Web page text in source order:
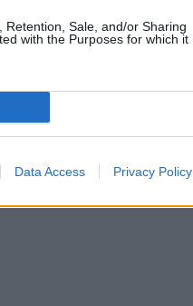
Sale, and/or Sharing
with the Purposes for which it
Data Access Privacy Policy